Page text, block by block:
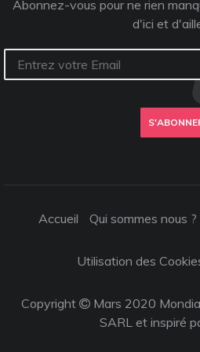
Abonnez-vous pour ne rien
d'ici et
Accueil Qui sommes nous ?
Utilisation des
Copyright
Mars 2020
SARL et inspiré